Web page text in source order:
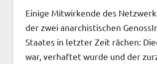
Einige Mitwirkende des
der zwei anarchistischen
Staates in letzter Zeit rächen:
war, verhaftet wurde und der